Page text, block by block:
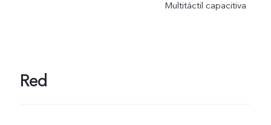
Multitáctil capacitiva
Red